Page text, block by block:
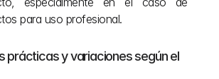
para uso profesional.
prácticas y variaciones según el